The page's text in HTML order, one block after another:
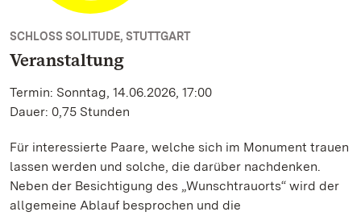
SCHLOSS SOLITUDE, STUTTGART
Veranstaltung
Termin: Sonntag, 14.06.2026, 17:00
Dauer: 0,75 Stunden
Für interessierte Paare, welche sich im Monument trauen
lassen werden und solche, die darüber nachdenken.
Neben der Besichtigung des „Wunschtrauorts“ wird der
allgemeine Ablauf besprochen und die